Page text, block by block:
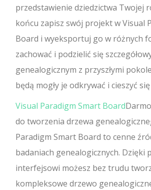
przedstawienie dziedzictwa Twojej
końcu zapisz swój projekt w Visual
Board i wyeksportuj go w różnych
zachować i podzielić się
genealogicznym z przyszłymi
będą mogły je odkrywać i cieszyć
Visual Paradigm Smart Board
do tworzenia drzewa
Paradigm Smart Board to cenne
badaniach genealogicznych. Dzięki
interfejsowi możesz bez trudu
kompleksowe drzewo